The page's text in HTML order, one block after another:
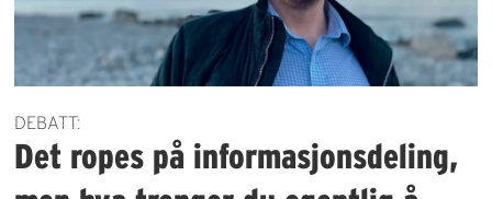
DEBATT:
Det ropes på informasjonsdeling,